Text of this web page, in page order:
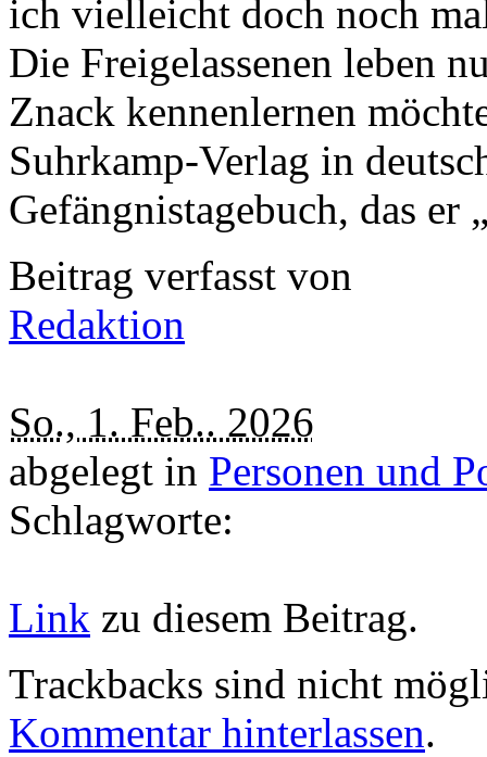
ich vielleicht doch noch
Die Freigelassenen leben
Znack kennenlernen
Suhrkamp-Verlag in
Gefängnistagebuch, das er
Beitrag verfasst von
Redaktion
So., 1. Feb.. 2026
abgelegt in Personen und
Schlagworte:
Link zu diesem Beitrag.
Trackbacks sind nicht
Kommentar hinterlassen.